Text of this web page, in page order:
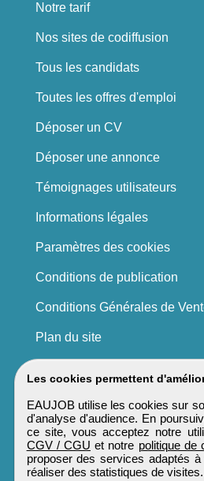
Les cookies permettent
EAUJOB utilise les cookies sur
d'analyse d'audience. En
ce site, vous acceptez notre
CGV / CGU et notre politique de
proposer des services adaptés
réaliser des statistiques de
Notre tarif
Nos sites de codiffusion
Tous les candidats
Toutes les offres d'emploi
Déposer un CV
Déposer une annonce
Témoignages utilisateurs
Informations légales
Paramètres des cookies
Conditions de publication
Conditions Générales de
Plan du site